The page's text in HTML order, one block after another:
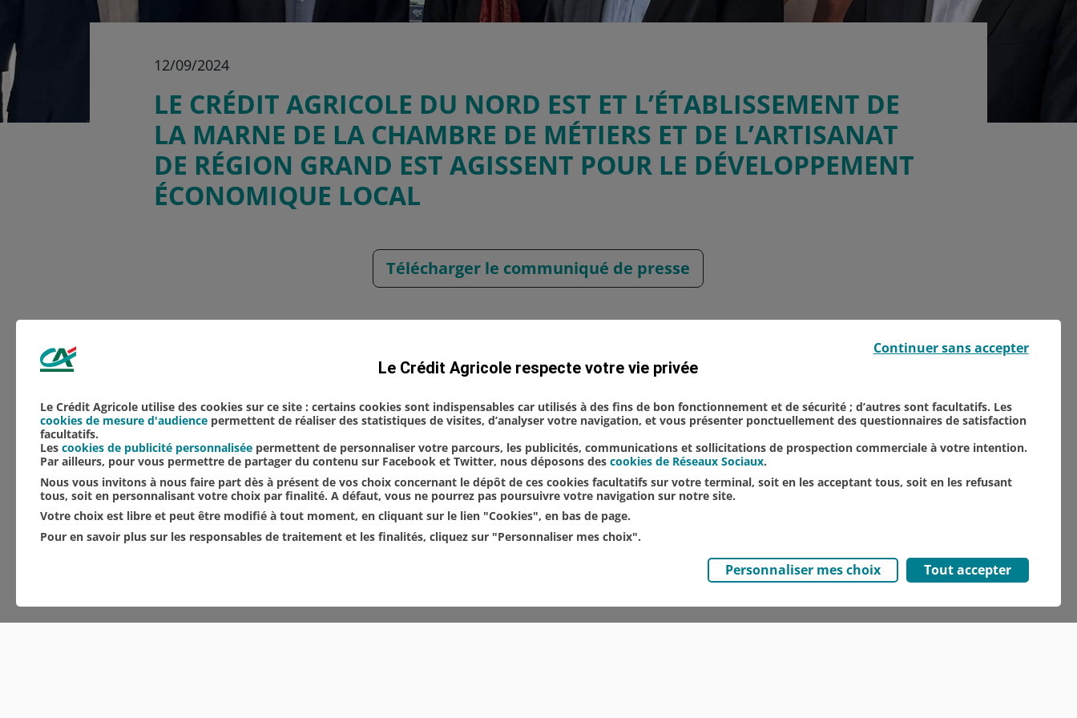
12/09/2024
LE CRÉDIT AGRICOLE DU NORD EST ET L’ÉTABLISSEMENT DE
LA MARNE DE LA CHAMBRE DE MÉTIERS ET DE L’ARTISANAT
DE RÉGION GRAND EST AGISSENT POUR LE DÉVELOPPEMENT
ÉCONOMIQUE LOCAL
Télécharger le communiqué de presse
Le Crédit Agricole respecte votre vie privée
Le Crédit Agricole utilise des cookies sur ce site : certains cookies sont indispensables car utilisés à des fins de bon fonctionnement et de sécurité ; d’autres sont facultatifs. Les
cookies de mesure d'audience permettent de réaliser des statistiques de visites, d’analyser votre navigation, et vous présenter ponctuellement des questionnaires de satisfaction
facultatifs.
Les cookies de publicité personnalisée permettent de personnaliser votre parcours, les publicités, communications et sollicitations de prospection commerciale à votre intention.
Par ailleurs, pour vous permettre de partager du contenu sur Facebook et Twitter, nous déposons des cookies de Réseaux Sociaux.
Nous vous invitons à nous faire part dès à présent de vos choix concernant le dépôt de ces cookies facultatifs sur votre terminal, soit en les acceptant tous, soit en les refusant
tous, soit en personnalisant votre choix par finalité. A défaut, vous ne pourrez pas poursuivre votre navigation sur notre site.
Votre choix est libre et peut être modifié à tout moment, en cliquant sur le lien "Cookies", en bas de page.
Pour en savoir plus sur les responsables de traitement et les finalités, cliquez sur "Personnaliser mes choix".
Personnaliser mes choix Tout accepter
Continuer sans accepter